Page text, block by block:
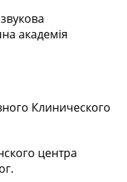
академія
Клинического
центра